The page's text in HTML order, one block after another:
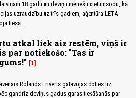
viņam 18 gadu un deviņu mēnešu cietumsodu, kā
uzraudzību uz trīs gadiem, aģentūra LETA
tiesā.
atkal liek aiz restēm, viņš ir
par notiekošo: "Tas ir
1
Rolands Priverts gatavojas doties uz
gandrīz deviņus gadus garas tiesāšanās par